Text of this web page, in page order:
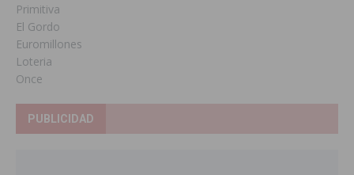
Primitiva
El Gordo
Euromillones
Loteria
Once
PUBLICIDAD